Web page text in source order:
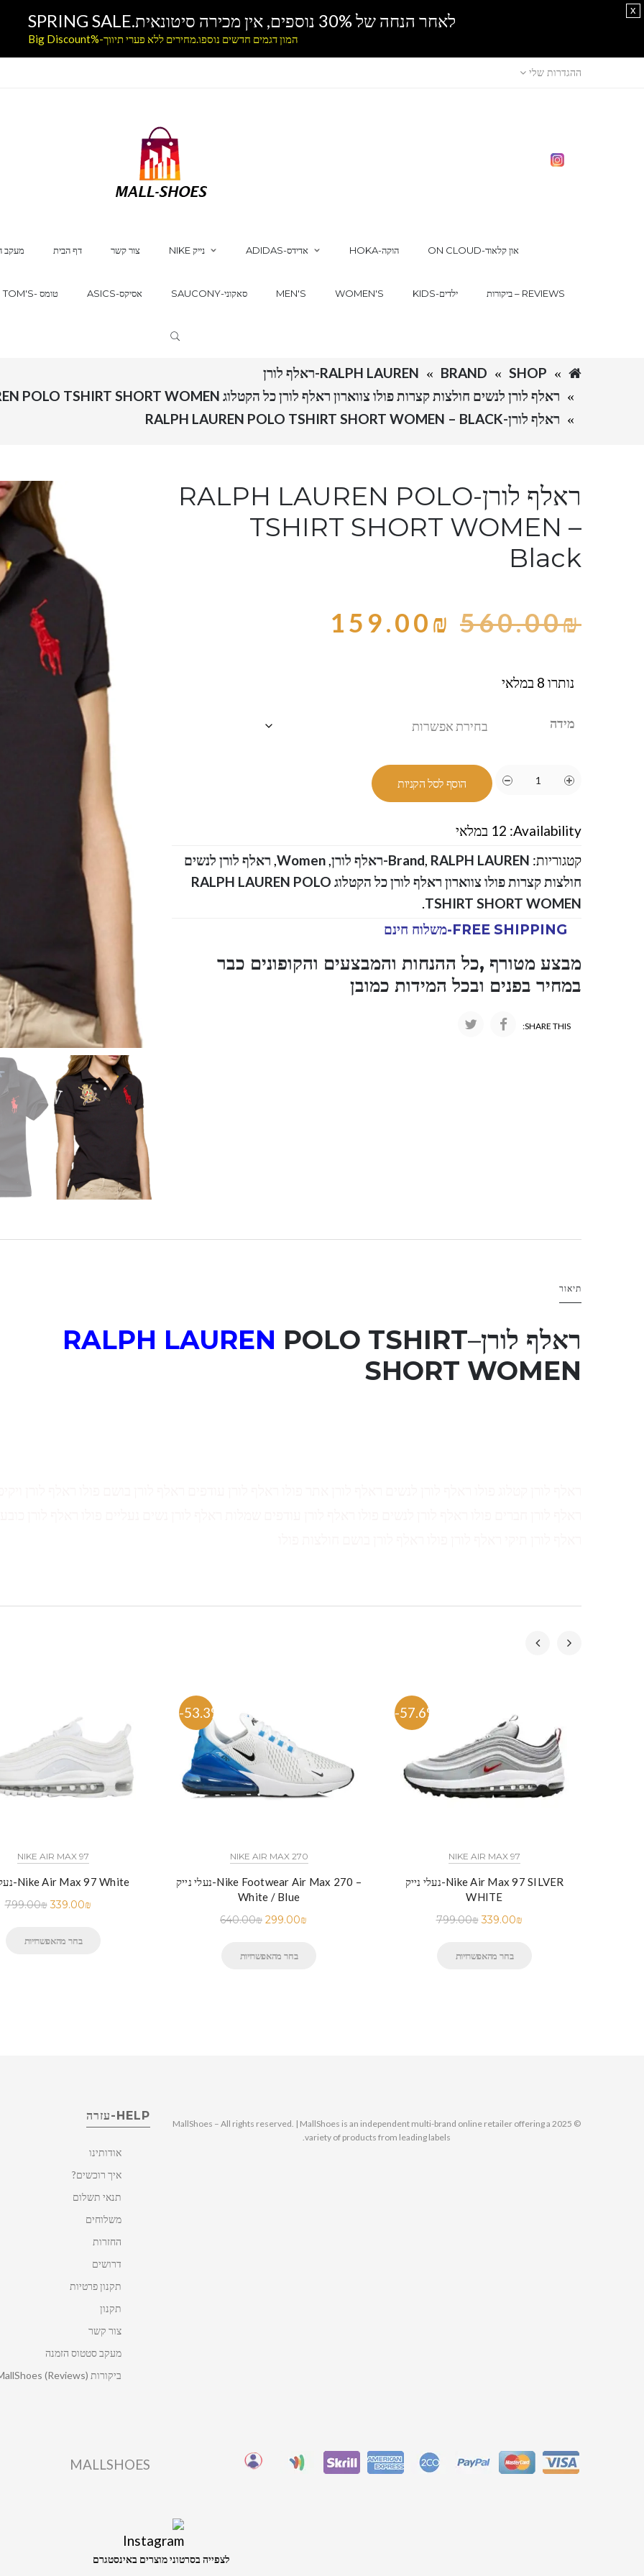
ההגדרות שלי
מעקב דף הבית צור קשר NIKE נייק ADIDAS-אדידס HOKA-הוקה ON CLOUD-און קלאוד
TOM'S- טומס ASICS-אסיקס SAUCONY-סאקוני MEN'S WOMEN'S KIDS-ילדים ביקורות – REVIEWS
SHOP
BRAND
RALPH LAUREN-ראלף לורן
ראלף לורן לנשים חולצות קצרות פולו צווארון ראלף לורן כל הקטלוג RALPH LAUREN POLO TSHIRT SHORT WOMEN
ראלף לורן-RALPH LAUREN POLO TSHIRT SHORT WOMEN – BLACK
ראלף לורן-RALPH LAUREN POLO
TSHIRT SHORT WOMEN –
Black
560.00₪
159.00₪
נותרו 8 במלאי
מידה
הוסף לסל הקניות
Availability: 12 במלאי
קטגוריות:
Brand, RALPH LAUREN-ראלף לורן ,
Women
, ראלף לורן לנשים
חולצות קצרות פולו צווארון ראלף לורן כל הקטלוג RALPH LAUREN POLO
TSHIRT SHORT WOMEN
.
FREE SHIPPING-משלוח חינם
מבצע מטורף ,כל ההנחות והמבצעים והקופונים כבר
במחיר בפנים ובכל המידות כמובן
SHARE THIS:
תיאור
ראלף לורן–
RALPH LAUREN POLO TSHIRT
SHORT WOMEN
NIKE AIR MAX 97
נעלי נייק-Nike Air Max 97 White
799.00₪ 339.00₪
בחר מהאפשרויות
-53.3%
NIKE AIR MAX 270
נעלי נייק-Nike Footwear Air Max 270 –
White / Blue
640.00₪ 299.00₪
בחר מהאפשרויות
-57.6%
NIKE AIR MAX 97
נעלי נייק-Nike Air Max 97 SILVER
WHITE
799.00₪ 339.00₪
בחר מהאפשרויות
HELP-עזרה
אודותינו
איך רוכשים?
תנאי תשלום
משלוחים
החזרות
דרושים
תקנון פרטיות
תקנון
צור קשר
מעקב סטטוס הזמנה
ביקורות MallShoes (Reviews)
© 2025 MallShoes – All rights reserved. | MallShoes is an independent multi-brand online retailer offering a
variety of products from leading labels.
MALLSHOES
לצפייה בסרטוני מוצרים באינסטגרם
לאחר הנחה של 30% נוספים, אין מכירה סיטונאית.SPRING SALE
המון דגמים חדשים נוספו.מחירים ללא פערי תיווך-%Big Discount
x